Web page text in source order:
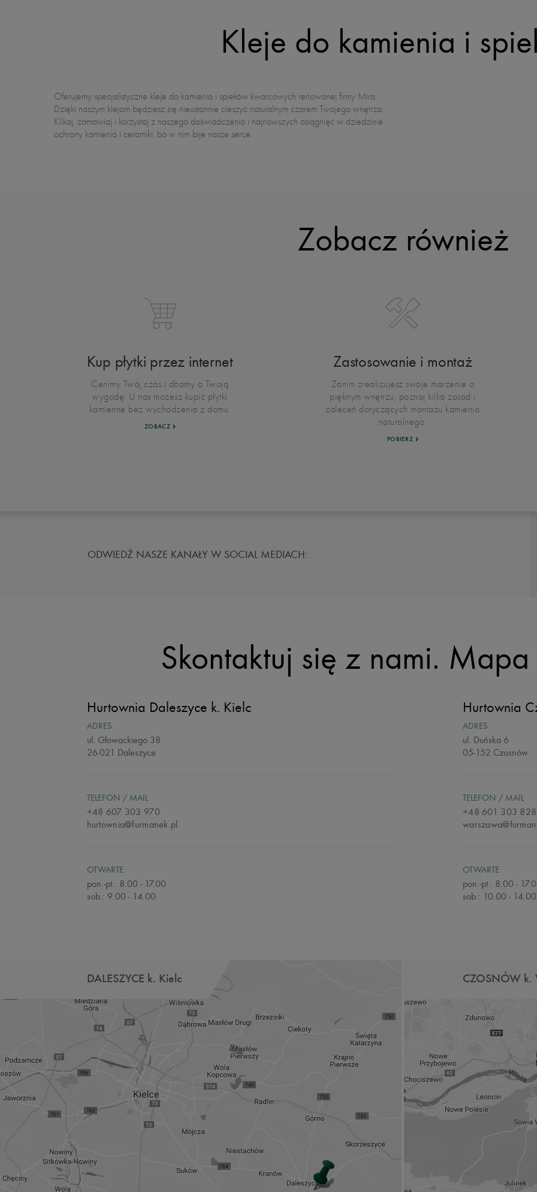
Kleje do kamienia i
Oferujemy specjalistyczne kleje do kamienia i spieków kwarcowych renowanej firmy Mira.
Dzięki naszym klejom będziesz się nieustannie cieszyć naturalnym czarem Twojego wnętrza.
Klikaj, zamawiaj i korzystaj z naszego doświadczenia i najnowszych osiągnięć w dziedzinie
ochrony kamienia i ceramiki, bo w nim bije nasze serce.
Zobacz również
Kup płytki przez internet
Cenimy Twój czas i dbamy o Twoją
wygodę. U nas możesz kupić płytki
kamienne bez wychodzenia z domu.
ZOBACZ
Zastosowanie i montaż
Zanim zrealizujesz swoje marzenie o
pięknym wnętrzu, poznaj kilka zasad i
zaleceń dotyczących montażu kamienia
naturalnego.
POBIERZ
ODWIEDŹ NASZE KANAŁY W SOCIAL MEDIACH:
Skontaktuj się z nami.
Hurtownia Daleszyce k. Kielc
ADRES
ul. Głowackiego 38
26-021 Daleszyce
TELEFON / MAIL
+48 607 303 970
hurtownia@furmanek.pl
OTWARTE
pon.-pt.: 8.00 - 17.00
sob.: 9.00 - 14.00
Hurtownia
ADRES
ul. Duńska 6
05-152 Czosnów
TELEFON / MAIL
+48 601 303 828
OTWARTE
pon.-pt.: 8.00 -
sob.: 10.00 - 14.00
DALESZYCE k. Kielc CZOSNÓW k.